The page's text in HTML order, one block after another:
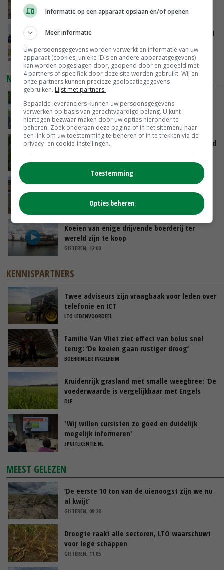
VANDAAG, 13:27
LTO en NAJK roepen leden op Brabants protest
VANDAAG, 12:29
NIEUWSTE VIDEO'S
Oekraïne-vlogger Kees Huizinga: ‘Bezoek van
de ambassade mag zelf groente plukken’
VANDAAG, 12:00
Limburgse mais van Frijns doet het verrassend
goed
VANDAAG, 10:00
Droogte veroorzaakt steeds meer problemen:
‘Bassin afgelopen week al leeg’
GISTEREN, 14:06
Koeien van enige drijvende boerderij ter
wereld zijn te koop
GISTEREN, 12:00
KENNISPARTNERS
Twee adviseurs zijn vraagbaak voor leden over
telefonie en ICT
LTO LEDENVOORDEEL
Familie Van Vliet ziet effect van bolus snel
terug: ‘De koeien gaan rustiger droog’
BOEHRINGER INGELHEIM
Kruidenrijk grasland met smalle weegbree: ‘De
voederwaarde is vergelijkbaar met Engels
raaigras’
DLF
'Wij willen cursisten zo goed en duidelijk
mogelijk informeren'
SPUITLICENTIE.NL
MEEST GELEZEN
‘De eerste 10 ton van de uienoogst zijn we nu
al kwijt’
GISTEREN, 09:28
Droogte raakt alle sectoren, LTO waarschuwt
voor lege schappen
GISTEREN, 11:05
Informatie op een apparaat opslaan en/of openen
Meer informatie
Uw persoonsgegevens worden verwerkt en informatie van uw
apparaat (cookies, unieke ID's en andere apparaatgegevens)
kan worden opgeslagen door, geopend door en gedeeld met
4 partners of specifiek door deze site worden gebruikt. Wij en
onze partners kunnen precieze geolocatiegegevens
gebruiken. Lijst met partners.
Bepaalde leveranciers kunnen uw persoonsgegevens
verwerken op basis van gerechtvaardigd belang. U kunt
hiertegen bezwaar maken door uw opties hieronder te
beheren. Zoek onderaan deze pagina of in het sitemenu naar
een link om uw toestemming te beheren of in te trekken via de
privacy- en cookie-instellingen.
Toestemming
Opties beheren